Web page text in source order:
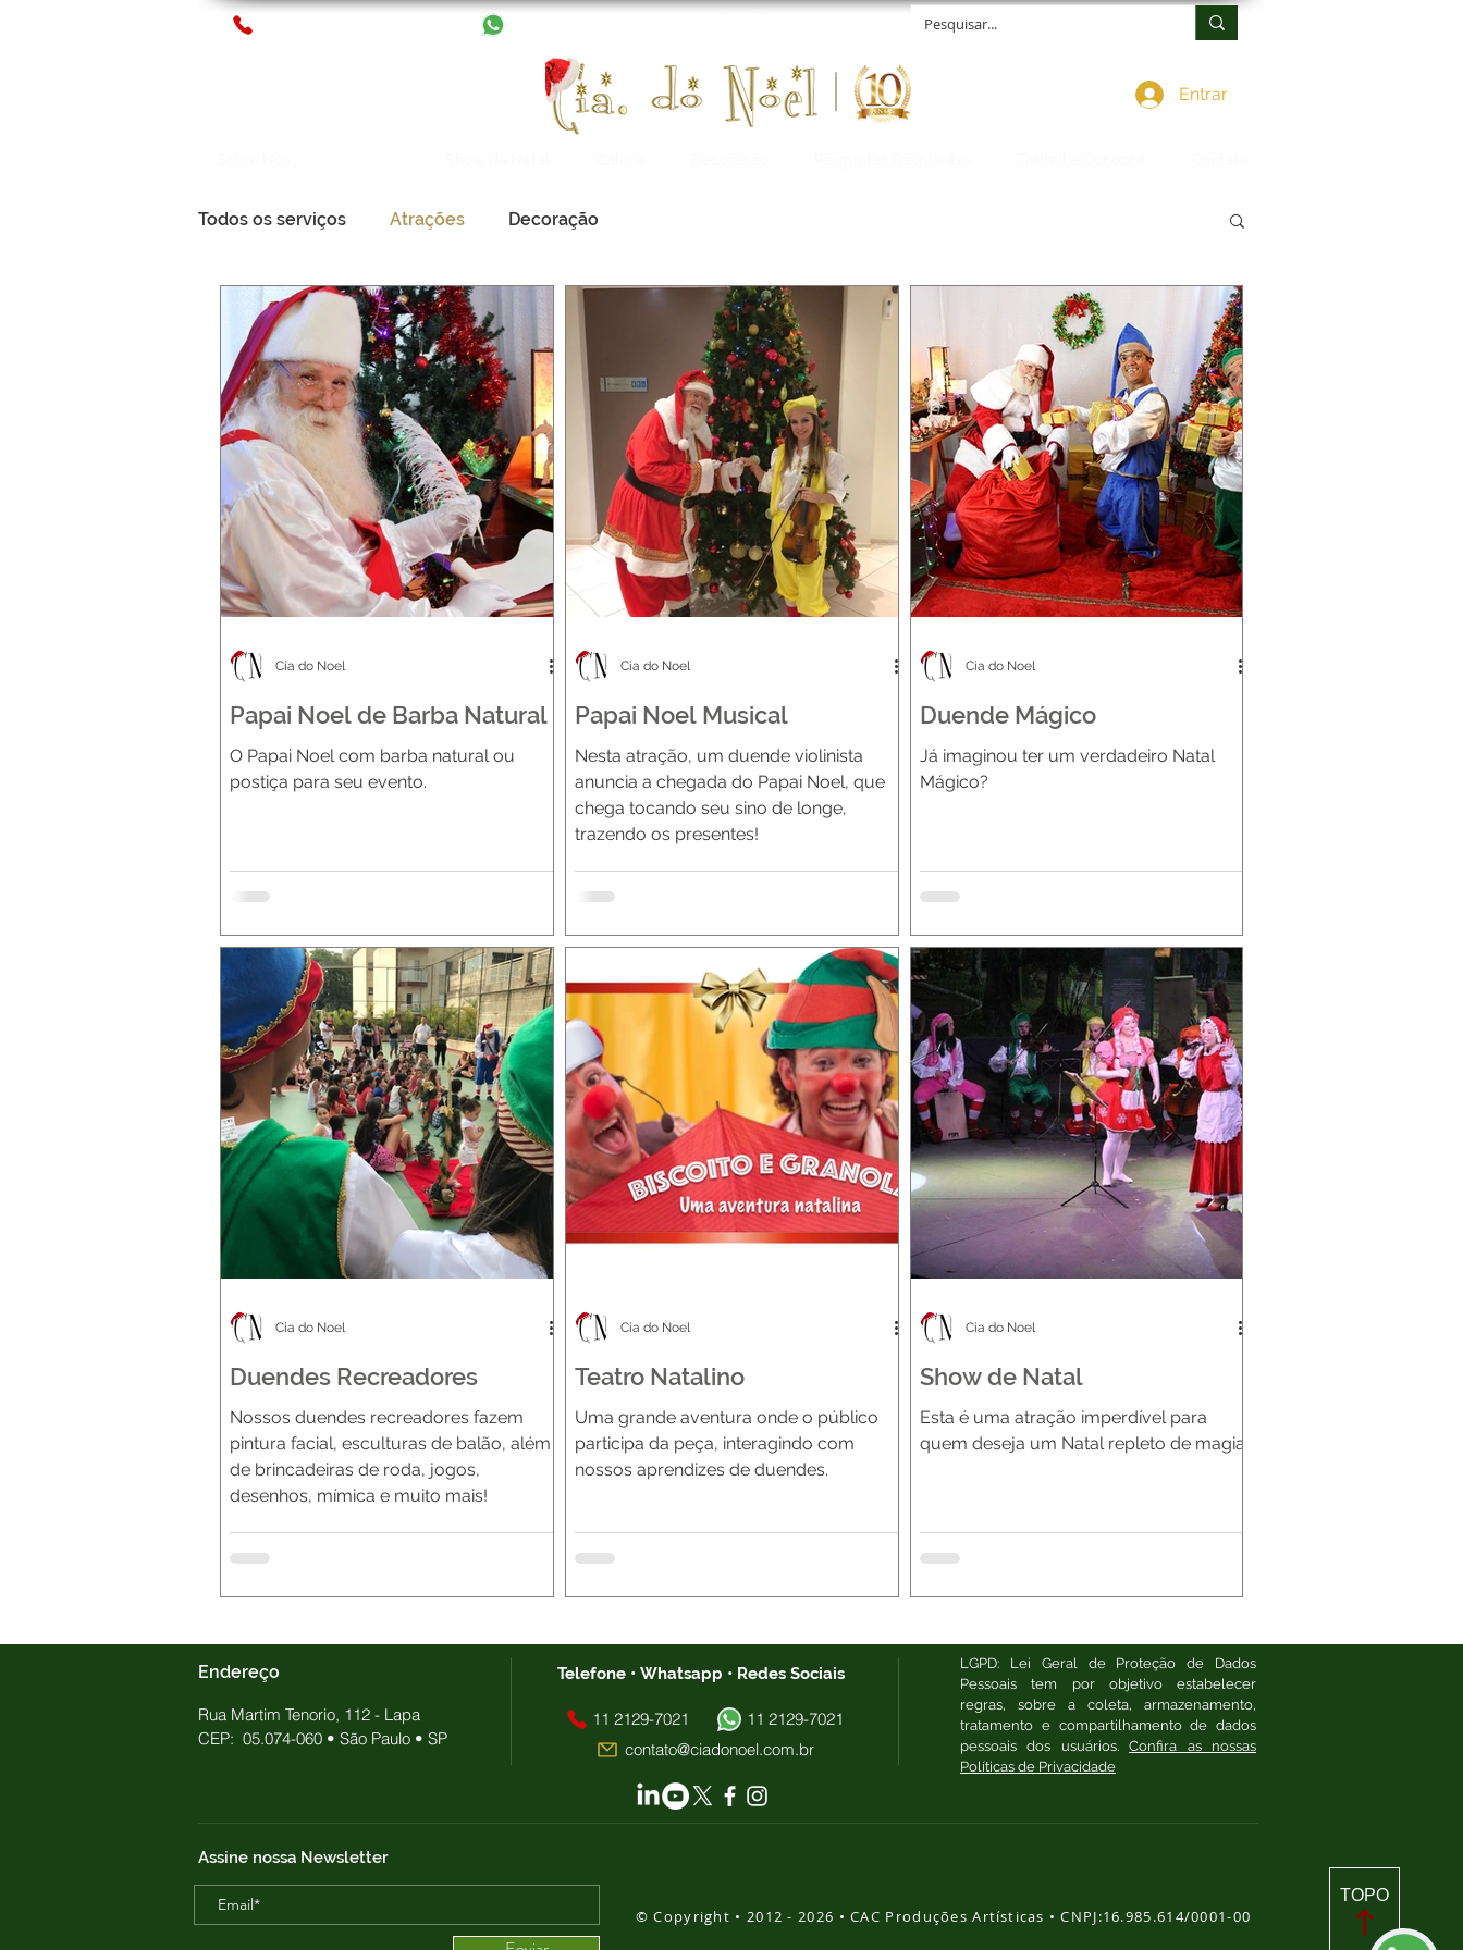
Entrar
Todos os serviços Atrações Decoração
Papai Noel de Barba Natural
O Papai Noel com barba natural ou
postiça para seu evento.
Cia do Noel
Papai Noel Musical
Nesta atração, um duende violinista
anuncia a chegada do Papai Noel, que
chega tocando seu sino de longe,
trazendo os presentes!
Cia do Noel
Duende Mágico
Já imaginou ter um verdadeiro Natal
Mágico?
Cia do Noel
Duendes Recreadores
Nossos duendes recreadores fazem
pintura facial, esculturas de balão, além
de brincadeiras de roda, jogos,
desenhos, mímica e muito mais!
Cia do Noel
Teatro Natalino
Uma grande aventura onde o público
participa da peça, interagindo com
nossos aprendizes de duendes.
Cia do Noel
Show de Natal
Esta é uma atração imperdível para
quem deseja um Natal repleto de magia!
Cia do Noel
Endereço
Rua Martim Tenorio, 112 - Lapa
CEP: 05.074-060 • São Paulo • SP
Telefone • Whatsapp • Redes Sociais
11 2129-7021
11 2129-7021
contato@ciadonoel.com.br
LGPD: Lei Geral de Proteção de Dados
Pessoais tem por objetivo estabelecer
regras, sobre a coleta, armazenamento,
tratamento e compartilhamento de dados
pessoais dos usuários.Confira as nossas
Políticas de Privacidade
Assine nossa Newsletter
© Copyright • 2012 - 2026 • CAC ProduçõesArtísticas • CNPJ:16.985.614/0001-00
TOPO